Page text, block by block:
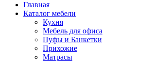
Главная
Каталог мебели
Кухня
Мебель для офиса
Пуфы и Банкетки
Прихожие
Матрасы